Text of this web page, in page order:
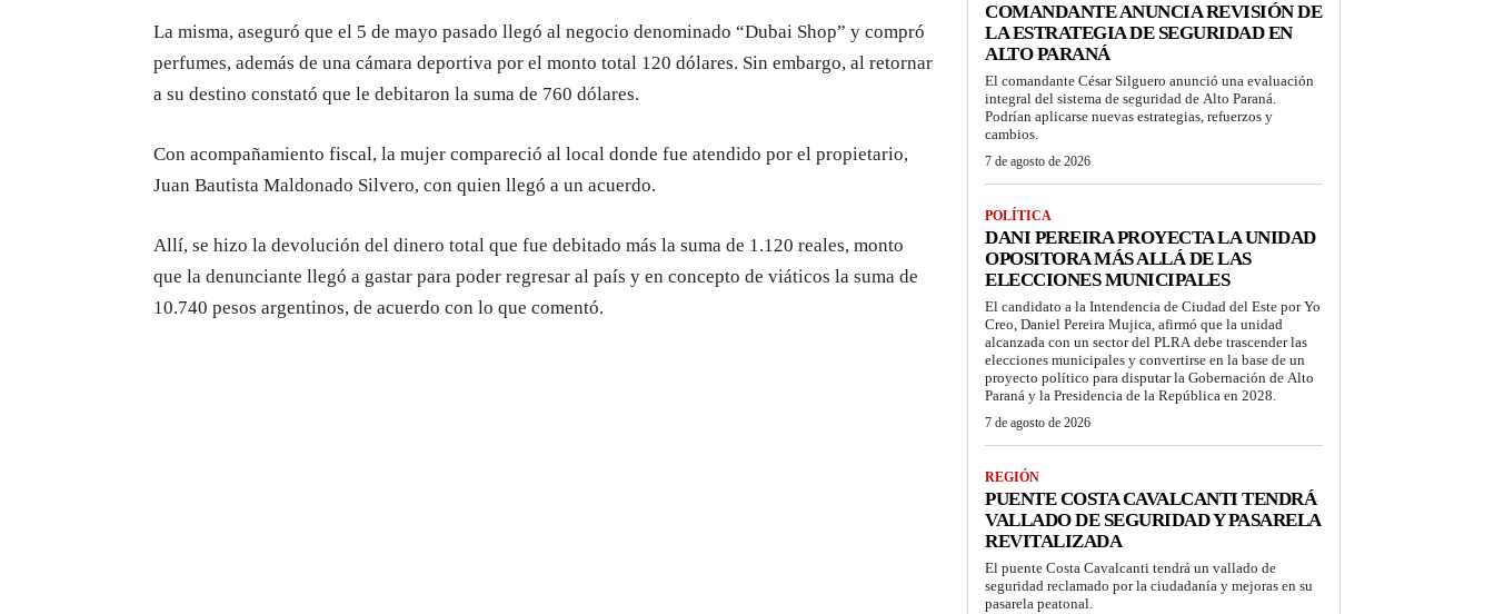
La misma, aseguró que el 5 de mayo pasado llegó al negocio denominado “Dubai Shop” y compró
perfumes, además de una cámara deportiva por el monto total 120 dólares. Sin embargo, al retornar
a su destino constató que le debitaron la suma de 760 dólares.
Con acompañamiento fiscal, la mujer compareció al local donde fue atendido por el propietario,
Juan Bautista Maldonado Silvero, con quien llegó a un acuerdo.
Allí, se hizo la devolución del dinero total que fue debitado más la suma de 1.120 reales, monto
que la denunciante llegó a gastar para poder regresar al país y en concepto de viáticos la suma de
10.740 pesos argentinos, de acuerdo con lo que comentó.
COMANDANTE ANUNCIA REVISIÓN DE
LA ESTRATEGIA DE SEGURIDAD EN
ALTO PARANÁ
El comandante César Silguero anunció una evaluación
integral del sistema de seguridad de Alto Paraná.
Podrían aplicarse nuevas estrategias, refuerzos y
cambios.
7 de agosto de 2026
POLÍTICA
DANI PEREIRA PROYECTA LA UNIDAD
OPOSITORA MÁS ALLÁ DE LAS
ELECCIONES MUNICIPALES
El candidato a la Intendencia de Ciudad del Este por Yo
Creo, Daniel Pereira Mujica, afirmó que la unidad
alcanzada con un sector del PLRA debe trascender las
elecciones municipales y convertirse en la base de un
proyecto político para disputar la Gobernación de Alto
Paraná y la Presidencia de la República en 2028.
7 de agosto de 2026
REGIÓN
PUENTE COSTA CAVALCANTI TENDRÁ
VALLADO DE SEGURIDAD Y PASARELA
REVITALIZADA
El puente Costa Cavalcanti tendrá un vallado de
seguridad reclamado por la ciudadanía y mejoras en su
pasarela peatonal.